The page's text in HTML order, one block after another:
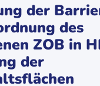
der
des
ZOB in
der